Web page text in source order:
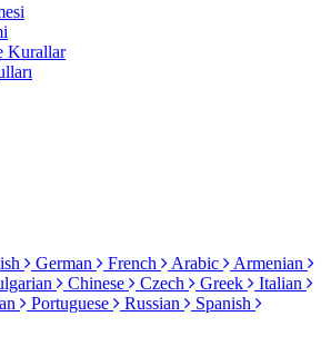
Kurallar
German French Arabic
Armenian
Chinese Czech Greek
Italian
Portuguese Russian
Spanish